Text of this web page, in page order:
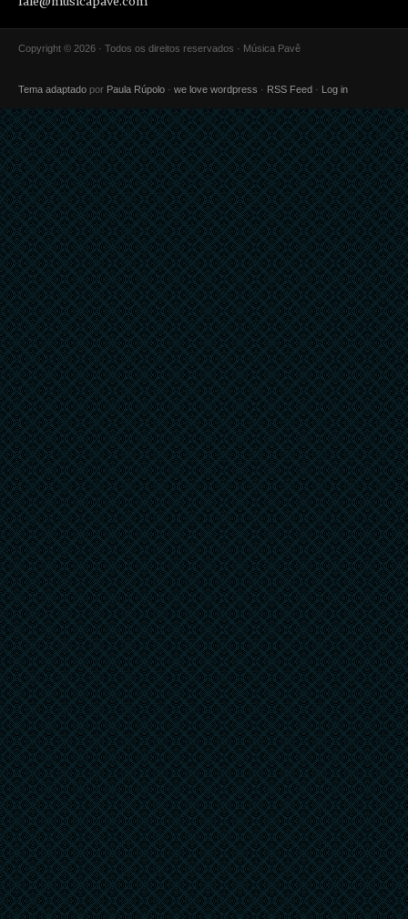
Copyright © 2026 · Todos os direitos reservados · Música Pavê
Tema adaptado por Paula Rúpolo · we love wordpress · RSS Feed · Log in